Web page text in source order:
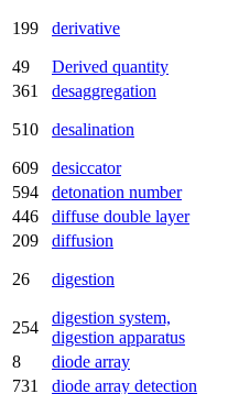
199 derivative
49 Derived quantity
361
desaggregation
510 desalination
609 desiccator
594
detonation number
446
diffuse double layer
209
diffusion
26 digestion
254
digestion system,
digestion apparatus
8
diode array
731
diode array detection